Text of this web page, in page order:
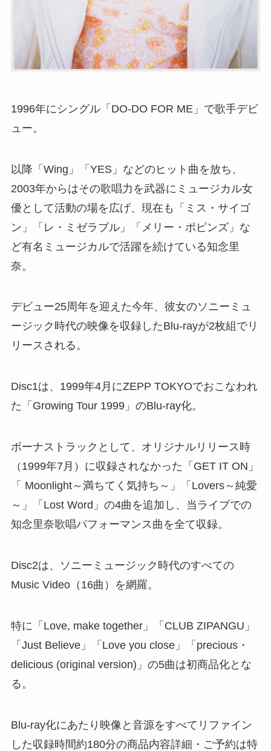
​1996年にシングル「DO-DO FOR ME」で歌手デビ
ュー。
以降「Wing」「YES」などのヒット曲を放ち、
2003年からはその歌唱力を武器にミュージカル女
優として活動の場を広げ、現在も「ミス・サイゴ
ン」「レ・ミゼラブル」「メリー・ポピンズ」な
ど有名ミュージカルで活躍を続けている知念里
奈。
デビュー25周年を迎えた今年、彼女のソニーミュ
ージック時代の映像を収録したBlu-rayが2枚組でリ
リースされる。
Disc1は、1999年4月にZEPP TOKYOでおこなわれ
た「Growing Tour 1999」のBlu-ray化。
ボーナストラックとして、オリジナルリリース時
（1999年7月）に収録されなかった「GET IT ON」
「 Moonlight～満ちてく気持ち～」「Lovers～純愛
～」「Lost Word」の4曲を追加し、当ライブでの
知念里奈歌唱パフォーマンス曲を全て収録。
Disc2は、ソニーミュージック時代のすべての
Music Video（16曲）を網羅。
特に「Love, make together」「CLUB ZIPANGU」
「Just Believe」「Love you close」「precious・
delicious (original version)」の5曲は初商品化とな
る。
Blu-ray化にあたり映像と音源をすべてリファイン
した収録時間約180分の商品内容詳細・ご予約は特